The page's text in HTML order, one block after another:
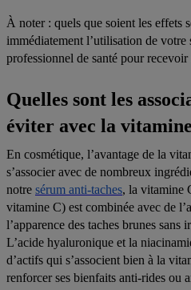
À noter : quels que soient les effets
immédiatement l’utilisation de votre
professionnel de santé pour recevoir
Quelles sont les
éviter avec la
En cosmétique, l’avantage de la
s’associer avec de nombreux
notre sérum anti-taches, la vitamine
vitamine C) est combinée avec de
l’apparence des taches brunes sans
L’acide hyaluronique et la
d’actifs qui s’associent bien à la
renforcer ses bienfaits anti-rides ou